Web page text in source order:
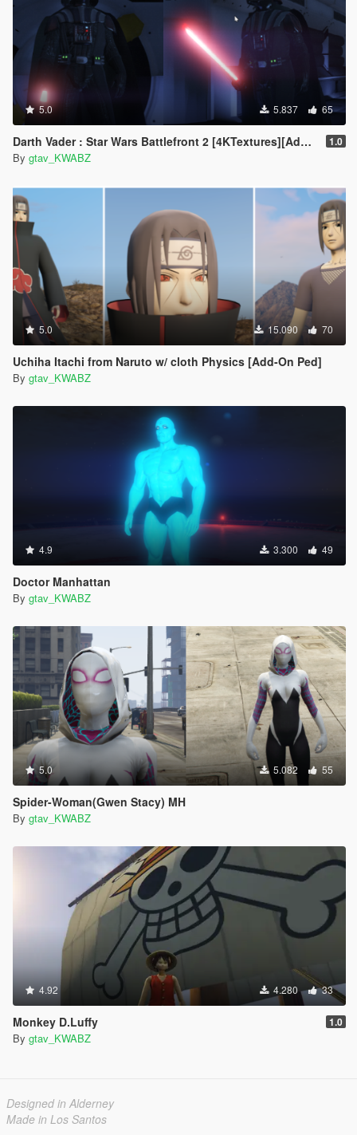
5.0 5.837 65
Darth Vader : Star Wars Battlefront 2 [4KTextures][Add-on] 1.0
By gtav_KWABZ
5.0 15.090 70
Uchiha Itachi from Naruto w/ cloth Physics [Add-On Ped]
By gtav_KWABZ
4.9 3.300 49
Doctor Manhattan
By gtav_KWABZ
5.0 5.082 55
Spider-Woman(Gwen Stacy) MH
By gtav_KWABZ
4.92 4.280 33
Monkey D.Luffy 1.0
By gtav_KWABZ
Designed in Alderney
Made in Los Santos